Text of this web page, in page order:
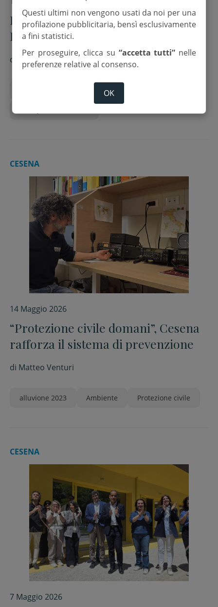
Il geologo Fichera al Rotary club
Rubicone: “300 milioni di anni fa
Gambettola era in Namibia”
di Matteo Venturi
geologi
CESENA
14 Maggio 2026
“Protezione civile domani”, Cesena
rafforza il sistema di prevenzione
di Matteo Venturi
alluvione 2023 Ambiente Protezione civile
CESENA
7 Maggio 2026
Questi ultimi non vengono usati da noi per una
profilazione pubblicitaria, bensì esclusivamente
a fini statistici.
Per proseguire, clicca su “accetta tutti” nelle
preferenze relative al consenso.
OK